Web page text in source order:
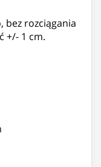
bez rozciągania
+/- 1 cm.